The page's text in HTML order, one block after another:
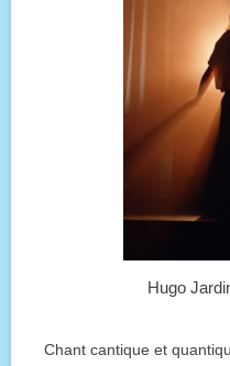
Hugo
Chant cantique et